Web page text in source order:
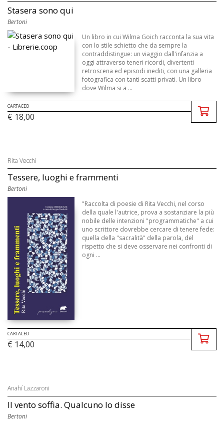
Stasera sono qui
Bertoni
Un libro in cui Wilma Goich racconta la sua vita
con lo stile schietto che da sempre la
contraddistingue: un viaggio dall'infanzia a
oggi attraverso teneri ricordi, divertenti
retroscena ed episodi inediti, con una galleria
fotografica con tanti scatti privati. Un libro
dove Wilma si a ...
CARTACEO
€ 18,00
Rita Vecchi
Tessere, luoghi e frammenti
Bertoni
"Raccolta di poesie di Rita Vecchi, nel corso
della quale l'autrice, prova a sostanziare la più
nobile delle intenzioni "programmatiche" a cui
uno scrittore dovrebbe cercare di tenere fede:
quella della "sacralità" della parola, del
rispetto che si deve osservare nei confronti di
ogni ...
CARTACEO
€ 14,00
Anahí Lazzaroni
Il vento soffia. Qualcuno lo disse
Bertoni